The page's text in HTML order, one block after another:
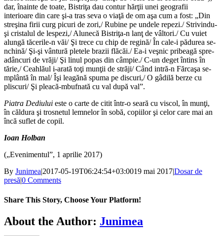
dar, înainte de toate, Bistriţa dau contur hărţii unei geografii
interioare din care şi-a tras seva o viaţă de om aşa cum a fost: „Din
streşina firii curg picuri de zori,/ Rubine pe undele repezi./ Strivindu-
şi cristalul de lespezi,/ Alunecă Bistriţa-n lanţ de vâltori./ Cu vuiet
alungă tăcerile-n văi/ Şi trece cu chip de regină/ În cale-i pădurea se-
nchină/ Şi-şi vântură pletele brazii flăcăi./ Ea-i veşnic pribeagă spre-
adâncuri de vrăji/ Şi linul popas din câmpie./ C-un deget întins în
tărie,/ Ceahlăul i-arată toţi munţii de străji/ Când intră-n Fărcaşa se-
mplântă în mal/ Îşi leagănă spuma pe discuri,/ O gâdilă berze cu
pliscuri/ Şi pleacă-mbufnată cu val după val”.
Piatra Dediului este o carte de citit într-o seară cu viscol, în munţi,
în căldura şi trosnetul lemnelor în sobă, copiilor şi celor care mai an
încă suflet de copil.
Ioan Holban
(„Evenimentul”, 1 aprilie 2017)
By Junimea|2017-05-19T06:24:54+03:0019 mai 2017|Dosar de
presă|0 Comments
Share This Story, Choose Your Platform!
Facebook
X
Bluesky
Reddit
LinkedIn
WhatsApp
Telegram
Tumblr
Xing
Email
Copy
Link
About the Author: Junimea